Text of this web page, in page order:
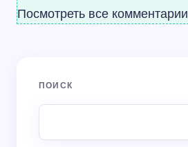
Посмотреть все комментарии
ПОИСК